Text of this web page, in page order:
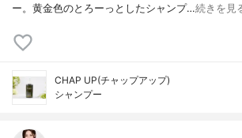
ー。黄金色のとろーっとしたシャンプ…続きを見
CHAP UP(チャップアップ)
シャンプー